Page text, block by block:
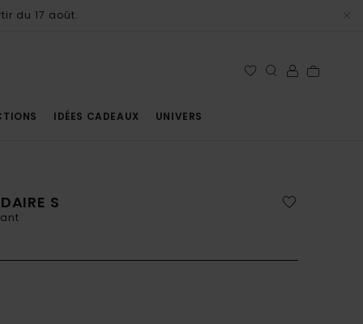
du 17 août.
IDÉES CADEAUX UNIVERS
S